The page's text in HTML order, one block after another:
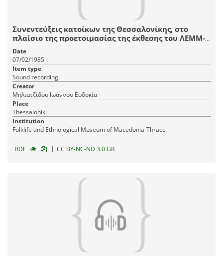
Συνεντεύξεις κατοίκων της Θεσσαλονίκης, στο
πλαίσιο της προετοιμασίας της έκθεσης του ΛΕΜΜ-
Θ "Αστικό Σπίτι Θεσσαλονίκης, 1880-1912".
Date
07/02/1985
Item type
Sound recording
Creator
Μηλιατζίδου Ιωάννου Ευδοκία
Place
Thessaloniki
Institution
Fοlklife and Ethnological Museum of Macedonia-Thrace
RDF | CC BY-NC-ND 3.0 GR